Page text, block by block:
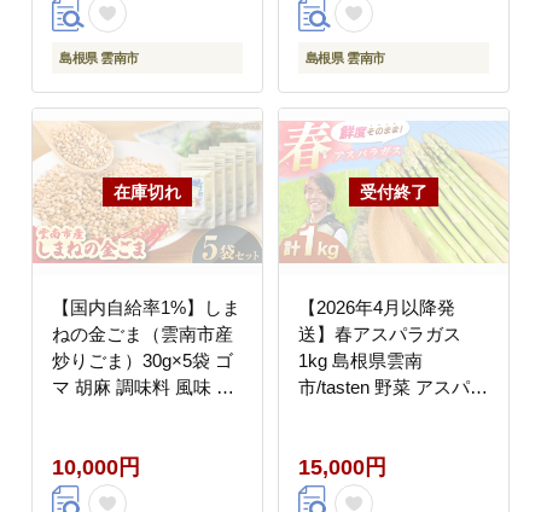
島根県 雲南市 島根県 雲南市
【国内自給率1%】しま
ねの金ごま（雲南市産
炒りごま）30g×5袋 ゴ
マ 胡麻 調味料 風味 定
田井産業 [AICY023]
10,000円
【2026年4月以降発
送】春アスパラガス
1kg 島根県雲南
市/tasten 野菜 アスパラ
15,000円